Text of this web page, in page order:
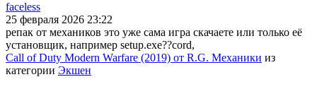
faceless
25 февраля 2026 23:22
репак от механиков это уже сама игра скачаете или только её
установщик, например setup.exe??cord,
Call of Duty Modern Warfare (2019) от R.G. Механики из
категории Экшен